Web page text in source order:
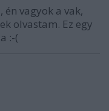
én vagyok a vak,
olvastam. Ez egy
:-(